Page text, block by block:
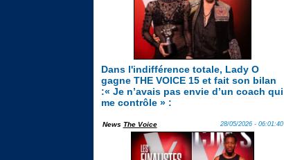
Dans l'indifférence totale, Lady O
gagne THE VOICE 15 et fait son bilan
:« Je n’avais pas envie d’un coach qui
me contrôle » :
News The Voice 28/05/2026 - 06:01:40